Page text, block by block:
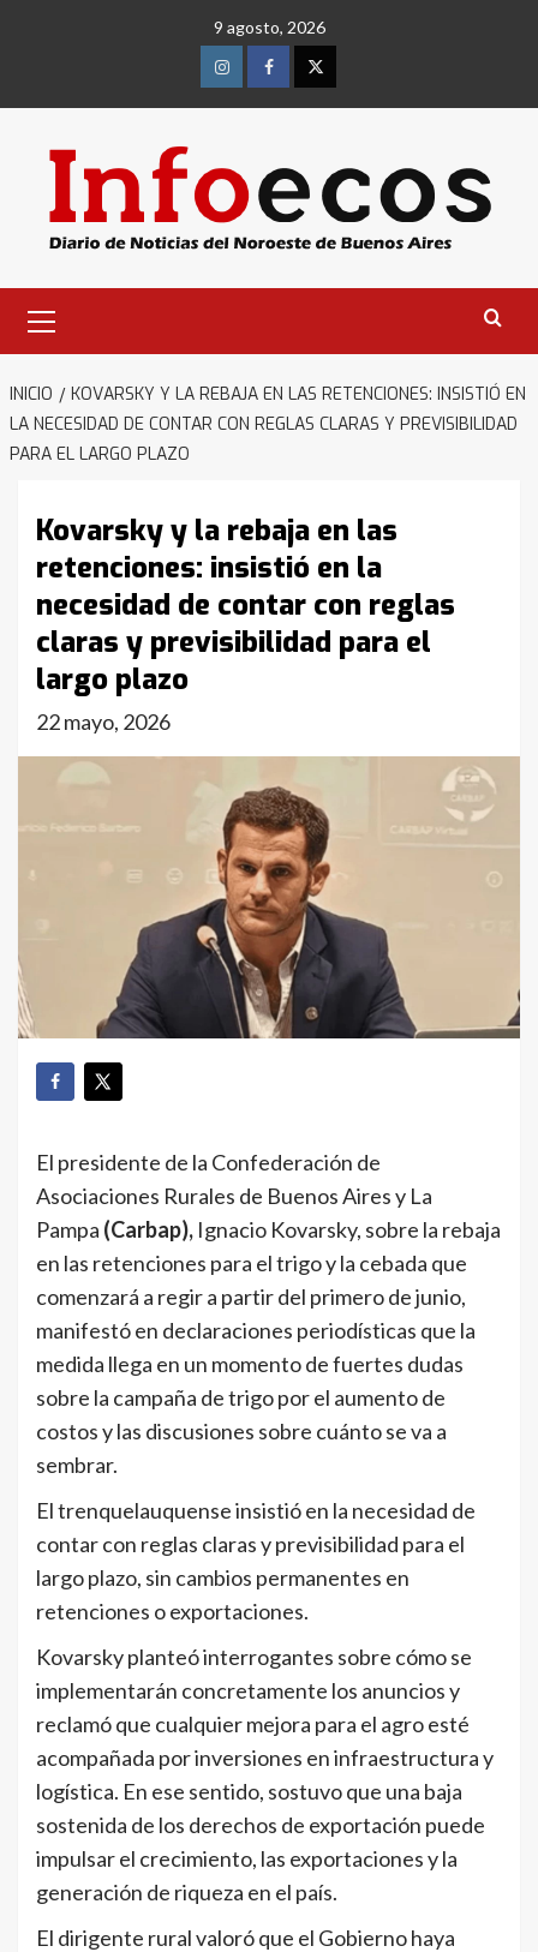
9 agosto, 2026
InstagramFacebookTwitter
primario
INICIO
KOVARSKY Y LA REBAJA EN LAS RETENCIONES: INSISTIÓ EN
LA NECESIDAD DE CONTAR CON REGLAS CLARAS Y PREVISIBILIDAD
PARA EL LARGO PLAZO
Kovarsky y la rebaja en las
retenciones: insistió en la
necesidad de contar con reglas
claras y previsibilidad para el
largo plazo
22 mayo, 2026
El presidente de la Confederación de
Asociaciones Rurales de Buenos Aires y La
Pampa (Carbap), Ignacio Kovarsky, sobre la rebaja
en las retenciones para el trigo y la cebada que
comenzará a regir a partir del primero de junio,
manifestó en declaraciones periodísticas que la
medida llega en un momento de fuertes dudas
sobre la campaña de trigo por el aumento de
costos y las discusiones sobre cuánto se va a
sembrar.
El trenquelauquense insistió en la necesidad de
contar con reglas claras y previsibilidad para el
largo plazo, sin cambios permanentes en
retenciones o exportaciones.
Kovarsky planteó interrogantes sobre cómo se
implementarán concretamente los anuncios y
reclamó que cualquier mejora para el agro esté
acompañada por inversiones en infraestructura y
logística. En ese sentido, sostuvo que una baja
sostenida de los derechos de exportación puede
impulsar el crecimiento, las exportaciones y la
generación de riqueza en el país.
El dirigente rural valoró que el Gobierno haya